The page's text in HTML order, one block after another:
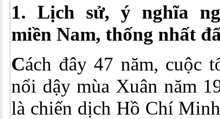
1. Lịch sử, ý nghĩa
miền Nam, thống nhất
Cách đây 47 năm, cuộc
nổi dậy mùa Xuân năm
là chiến dịch Hồ Chí